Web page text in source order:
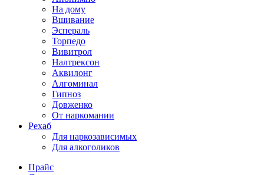
На дому
Вшивание
Эспераль
Торпедо
Вивитрол
Налтрексон
Аквилонг
Алгоминал
Гипноз
Довженко
От наркомании
Рехаб
Для наркозависимых
Для алкоголиков
Прайс